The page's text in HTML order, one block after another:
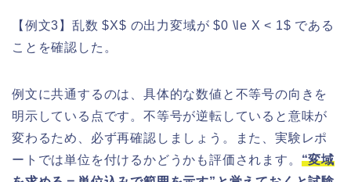
【例文3】乱数 $X$ の出力変域が $0 \le X < 1$ である
ことを確認した。
例文に共通するのは、具体的な数値と不等号の向きを
明示している点です。不等号が逆転していると意味が
変わるため、必ず再確認しましょう。また、実験レポ
ートでは単位を付けるかどうかも評価されます。 “変域